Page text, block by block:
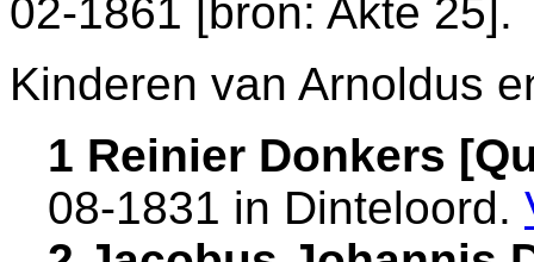
02-1861 [bron: Akte 25].
Kinderen van Arnoldus
1 Reinier Donkers
08-1831 in Dinteloord.